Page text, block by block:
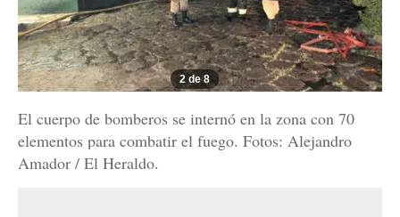
2 de 8
El cuerpo de bomberos se internó en la zona con 70
elementos para combatir el fuego. Fotos: Alejandro
Amador / El Heraldo.